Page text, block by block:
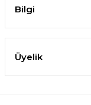
Bilgi
Üyelik